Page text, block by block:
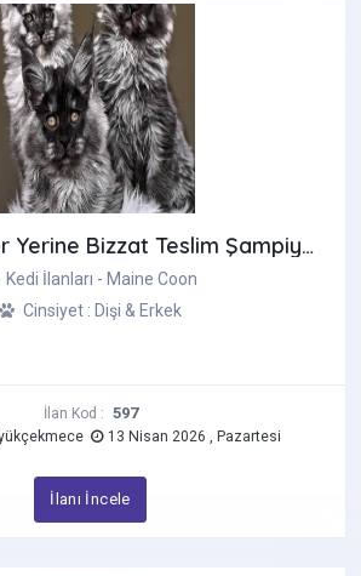
Türkiyenin Her Yerine Bizzat Teslim Şampiyon Anne Baba
Kedi İlanları - Maine Coon
Cinsiyet : Dişi & Erkek
İlan Kod : 597
13 Nisan 2026 , Pazartesi
İlanı İncele